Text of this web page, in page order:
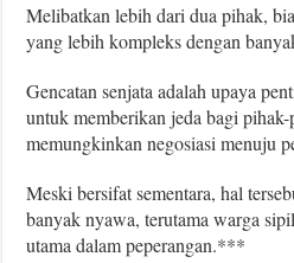
Melibatkan lebih dari dua pihak,
yang lebih kompleks dengan
Gencatan senjata adalah upaya
untuk memberikan jeda bagi
memungkinkan negosiasi menuju
Meski bersifat sementara, hal
banyak nyawa, terutama warga
utama dalam peperangan.***